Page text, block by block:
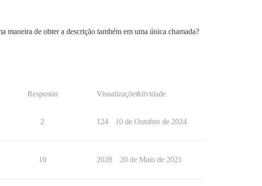
maneira de obter a descrição também em uma única chamada?
Respostas VisualizaçõesAtividade
2 124 10 de Outubro de 2024
10 2028 20 de Maio de 2021